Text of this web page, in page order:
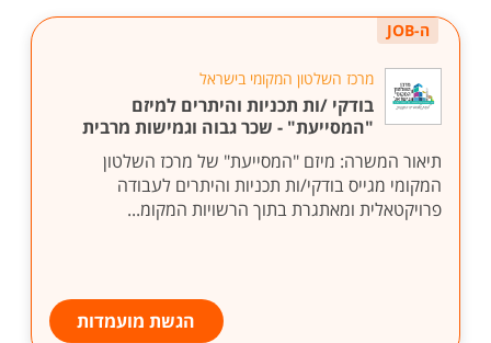
ה-JOB
מרכז השלטון המקומי בישראל
בודקי /ות תכניות והיתרים למיזם
"המסייעת" - שכר גבוה וגמישות מרבית
תיאור המשרה: מיזם "המסייעת" של מרכז השלטון
המקומי מגייס בודקי/ות תכניות והיתרים לעבודה
פרויקטאלית ומאתגרת בתוך הרשויות המקומ...
הגשת מועמדות